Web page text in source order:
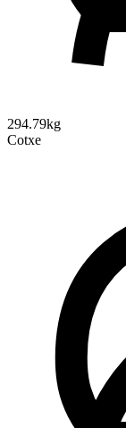
294.79kg
Cotxe